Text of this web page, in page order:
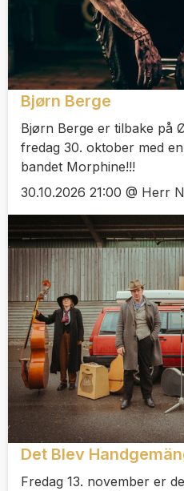
Bjørn Berge
Bjørn Berge er tilbake på
fredag 30. oktober med
bandet Morphine!!!
30.10.2026 21:00 @ Herr
Det Blev
Fredag 13. november er